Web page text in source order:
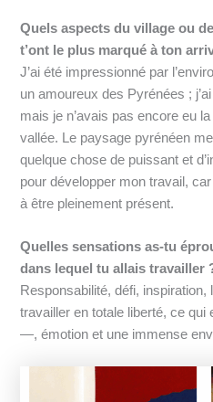
Quels aspects du village ou
t’ont le plus marqué à ton
J’ai été impressionné par
un amoureux des Pyrénées ;
mais je n’avais pas encore eu
vallée. Le paysage pyrénéen
quelque chose de puissant et
pour développer mon travail,
à être pleinement présent.
Quelles sensations as-tu
dans lequel tu allais travailler
Responsabilité, défi,
travailler en totale liberté, ce
—, émotion et une immense